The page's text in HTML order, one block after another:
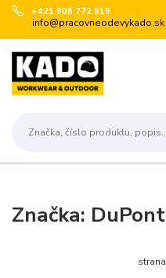
+421 908 772 919
info@pracovneodevykado.sk
Značka: DuPont
strana